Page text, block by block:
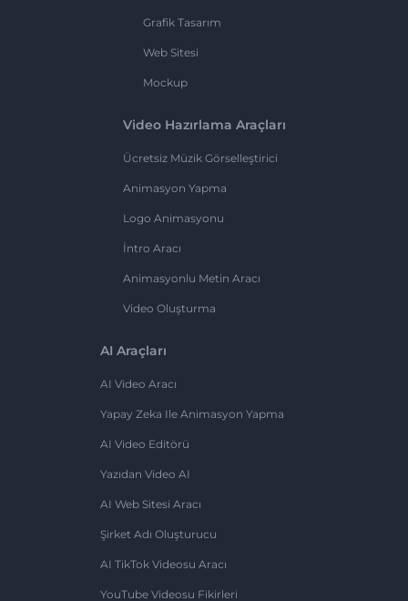
Grafik Tasarım
Web Sitesi
Mockup
Video Hazırlama Araçları
Ücretsiz Müzik Görselleştirici
Animasyon Yapma
Logo Animasyonu
İntro Aracı
Animasyonlu Metin Aracı
Video Oluşturma
AI Araçları
AI Video Aracı
Yapay Zeka Ile Animasyon Yapma
AI Video Editörü
Yazıdan Video AI
AI Web Sitesi Aracı
Şirket Adı Oluşturucu
AI TikTok Videosu Aracı
YouTube Videosu Fikirleri